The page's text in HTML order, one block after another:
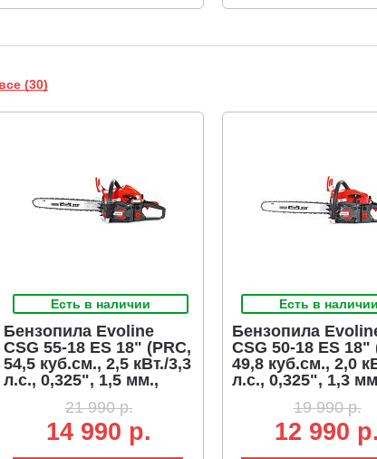
(30)
Есть в наличии
Бензопила Evoline
CSG 55-18 ES 18" (PRC,
54,5 куб.см., 2,5 кВт./3,3
л.с., 0,325", 1,5 мм.,
21 990 р.
14 990 р.
Есть в наличии
Бензопила
CSG 50-18 ES 18"
49,8 куб.см., 2,0
л.с., 0,325", 1,3
19 990 р.
12 990 р.